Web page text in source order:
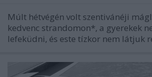
Múlt hétvégén volt szentivánéji
kedvenc strandomon*, a gyerekek
lefeküdni, és este tízkor nem látjuk